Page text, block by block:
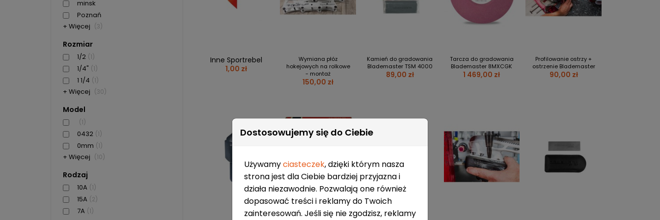
minsk
Poznań
+ Więcej (3)
Rozmiar
1/2 (1)
1/4" (1)
1 1/4 (1)
+ Więcej (30)
Model
(1)
0432 (1)
0mm (1)
+ Więcej (10)
Rodzaj
10A (1)
15A (2)
7A (1)
Inne Sportrebel
1,00 zł
Wymiana płóz
hokejowych na rolkowe
- montaż
150,00 zł
Kamień do gradowania
Blademaster TSM 4000
89,00 zł
Tarcza do gradowania
Blademaster 8MXCGK
1 469,00 zł
Profilowanie ostrzy +
ostrzenie Blademaster
90,00 zł
Dostosowujemy się do Ciebie
Używamyciasteczek, dzięki którym nasza
strona jest dla Ciebie bardziej przyjazna i
działa niezawodnie. Pozwalają one również
dopasować treści i reklamy do Twoich
zainteresowań. Jeśli się nie zgodzisz, reklamy